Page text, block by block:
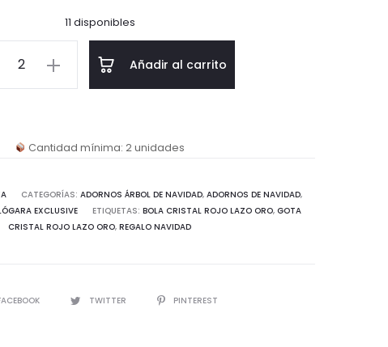
11 disponibles
Añadir al carrito
Cantidad mínima: 2 unidades
CATEGORÍAS: ADORNOS ÁRBOL DE NAVIDAD, ADORNOS DE NAVIDAD,
EXCLUSIVE ETIQUETAS: BOLA CRISTAL ROJO LAZO ORO, GOTA
CRISTAL ROJO LAZO ORO, REGALO NAVIDAD
TWITTER PINTEREST